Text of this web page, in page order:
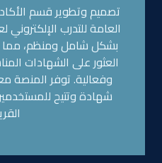
تصميم وتطوير قسم
العامة للتدرب
بشكل شامل ومنظم، مما
العثور على الشهادات
وفعالية. توفر المنصة
شهادة وتتيح